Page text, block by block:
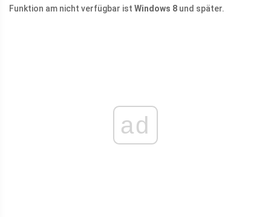
Funktion am nicht verfügbar ist Windows 8 und später.
ad